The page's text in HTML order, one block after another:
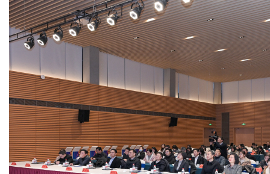
喷雾干燥机系列
带式干燥焙烧系列
真空干燥系列
圆盘干燥机系列
桨叶式干燥系列
载体干燥系列
环保行业
化工行业
质量监督技术中心
行业新闻
技术专栏
常见问题
社会责任
全球契约组织成员
公共责任
节能环保
公益支持
社会责任报告
绿色发展
绿色工厂
绿色供应链
人才招聘
联系我们
联系我们